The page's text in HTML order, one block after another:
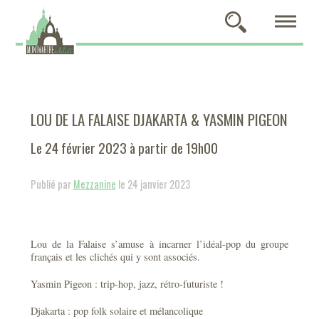
LOU DE LA FALAISE DJAKARTA & YASMIN PIGEON
Le 24 février 2023 à partir de 19h00
Publié parMezzanine le 24 janvier 2023
Lou de la Falaise s’amuse à incarner l’idéal-pop du groupe
français et les clichés qui y sont associés.
Yasmin Pigeon : trip-hop, jazz, rétro-futuriste !
Djakarta : pop folk solaire et mélancolique